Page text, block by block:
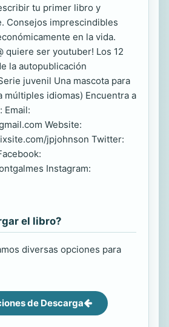
tu primer libro y
Consejos imprescindibles
en la vida.
quiere ser youtuber! Los 12
la autopublicación
juvenil Una mascota para
múltiples idiomas) Encuentra a
Email:
Website:
jpjohnson Twitter:
Instagram:
el libro?
diversas opciones para
de Descarga